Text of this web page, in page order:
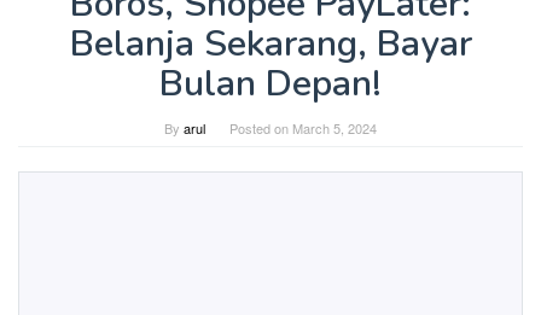
Belanja Sekarang, Bayar
Bulan Depan!
By arul Posted on March 5, 2024